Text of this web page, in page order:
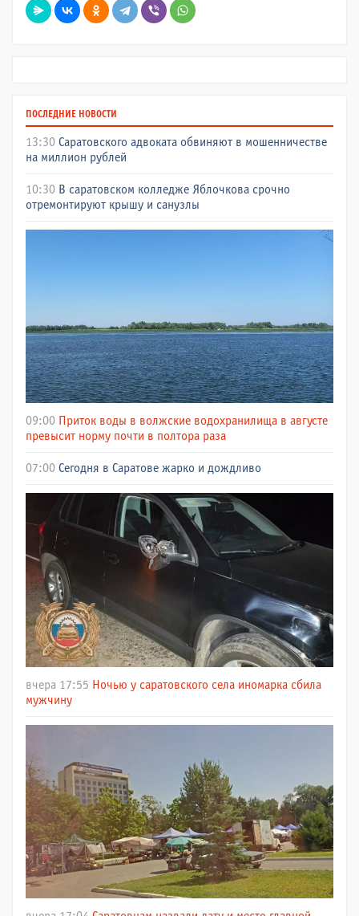
ПОСЛЕДНИЕ НОВОСТИ
13:30 Саратовского адвоката обвиняют в мошенничестве
на миллион рублей
10:30 В саратовском колледже Яблочкова срочно
отремонтируют крышу и санузлы
09:00 Приток воды в волжские водохранилища в августе
превысит норму почти в полтора раза
07:00 Сегодня в Саратове жарко и дождливо
вчера 17:55 Ночью у саратовского села иномарка сбила
мужчину